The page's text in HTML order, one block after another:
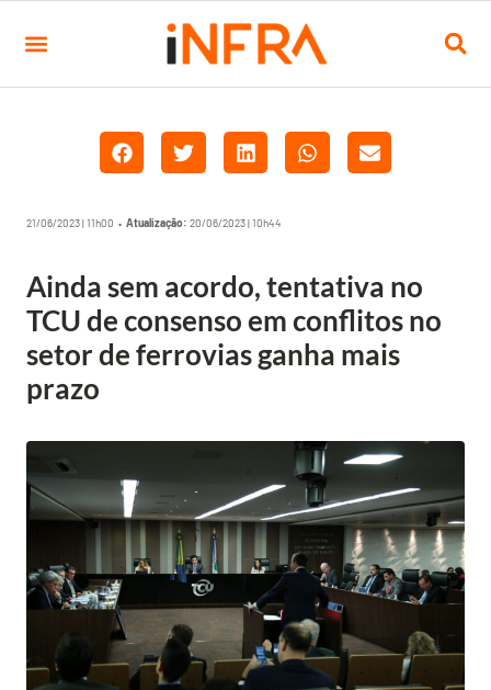
21/06/2023 | 11h00 • Atualização: 20/06/2023 | 10h44
Ainda sem acordo, tentativa no
TCU de consenso em conflitos no
setor de ferrovias ganha mais
prazo